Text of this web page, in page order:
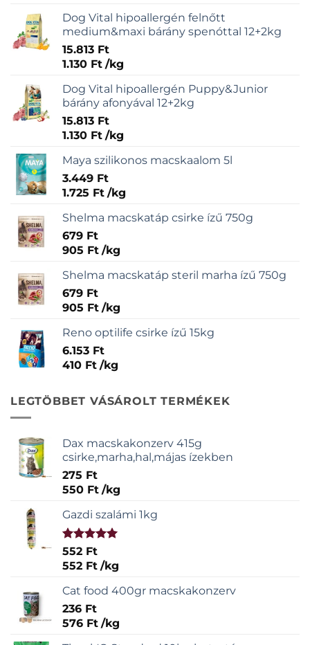
Dog Vital hipoallergén felnőtt
medium&maxi bárány spenóttal 12+2kg
15.813 Ft
1.130 Ft /kg
Dog Vital hipoallergén Puppy&Junior
bárány afonyával 12+2kg
15.813 Ft
1.130 Ft /kg
Maya szilikonos macskaalom 5l
3.449 Ft
1.725 Ft /kg
Shelma macskatáp csirke ízű 750g
679 Ft
905 Ft /kg
Shelma macskatáp steril marha ízű 750g
679 Ft
905 Ft /kg
Reno optilife csirke ízű 15kg
6.153 Ft
410 Ft /kg
LEGTÖBBET VÁSÁROLT TERMÉKEK
Dax macskakonzerv 415g
csirke,marha,hal,májas ízekben
275 Ft
550 Ft /kg
Gazdi szalámi 1kg
Értékelés:
5.00/ 5
552 Ft
552 Ft /kg
Cat food 400gr macskakonzerv
236 Ft
576 Ft /kg